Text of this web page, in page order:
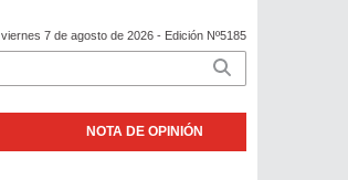
viernes 7 de agosto de 2026 - Edición Nº5185
NOTA DE OPINIÓN